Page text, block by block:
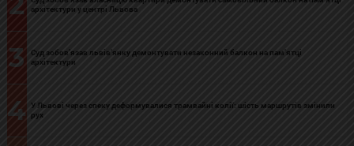
архітектури у центрі Львова
3
Суд зобов’язав львів’янку демонтувати незаконний балкон на пам’ятці
архітектури
4 У Львові через спеку деформувалися трамвайні колії: шість маршрутів змінили
рух